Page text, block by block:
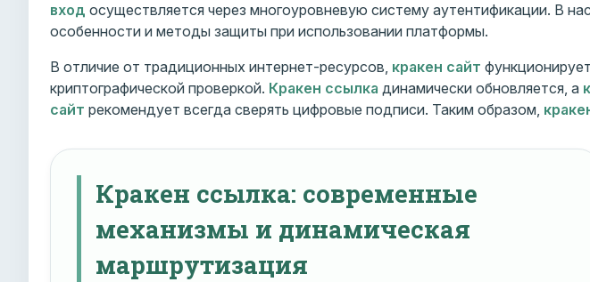
вход осуществляется через многоуровневую систему аутентификации. В
особенности и методы защиты при использовании платформы.
В отличие от традиционных интернет-ресурсов, кракен сайт
криптографической проверкой. Кракен ссылка динамически обновляется, а
сайт рекомендует всегда сверять цифровые подписи. Таким образом,
Кракен ссылка: современные
механизмы и динамическая
маршрутизация